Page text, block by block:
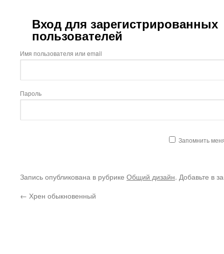
Вход для зарегистрированных
пользователей
Имя пользователя или email
Пароль
Запомнить
Запись опубликована в рубрике Общий дизайн. Добавьте в
← Хрен обыкновенный